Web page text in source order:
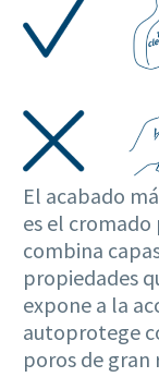
El acabado
es el
combina
propiedades
expone a la
autoprotege
poros de gran